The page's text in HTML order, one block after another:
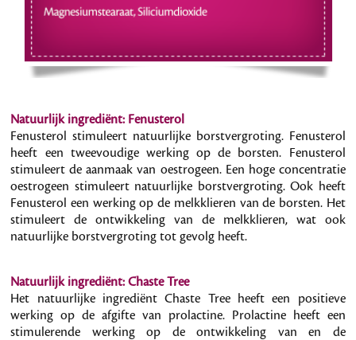
Natuurlijk ingrediënt: Fenusterol
Fenusterol stimuleert natuurlijke borstvergroting. Fenusterol
heeft een tweevoudige werking op de borsten. Fenusterol
stimuleert de aanmaak van oestrogeen. Een hoge concentratie
oestrogeen stimuleert natuurlijke borstvergroting. Ook heeft
Fenusterol een werking op de melkklieren van de borsten. Het
stimuleert de ontwikkeling van de melkklieren, wat ook
natuurlijke borstvergroting tot gevolg heeft.
Natuurlijk ingrediënt: Chaste Tree
Het natuurlijke ingrediënt Chaste Tree heeft een positieve
werking op de afgifte van prolactine. Prolactine heeft een
stimulerende werking op de ontwikkeling van en de